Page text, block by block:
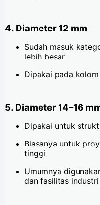
4. Diameter 12 mm
Sudah masuk
lebih besar
Dipakai pada
5. Diameter 14–16
Dipakai untuk
Biasanya untuk
tinggi
Umumnya
dan fasilitas industri